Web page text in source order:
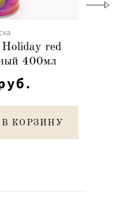
red
400мл
В КОРЗИНУ